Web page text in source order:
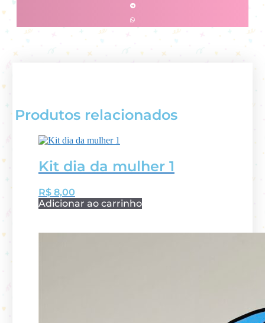
Produtos relacionados
Kit dia da mulher 1
R$8,00
Adicionar ao carrinho